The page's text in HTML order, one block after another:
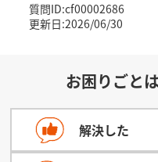
質問ID:cf00002686
更新日:2026/06/30
お困りごと
解決した